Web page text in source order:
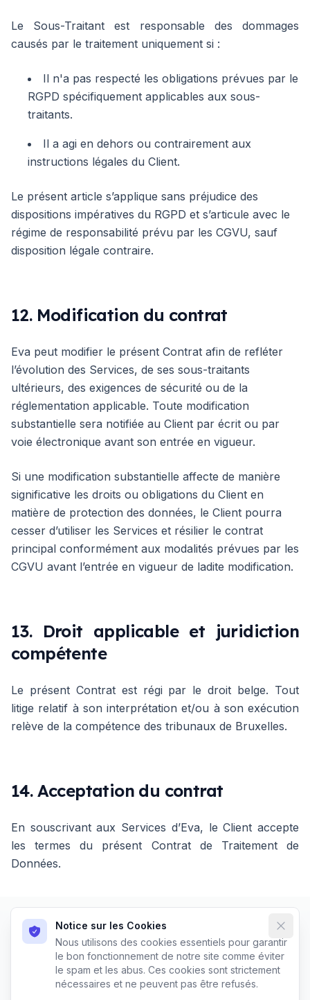
Le Sous-Traitant est responsable des dommages
causés par le traitement uniquement si :
Il n'a pas respecté les obligations prévues par le
RGPD spécifiquement applicables aux sous-
traitants.
Il a agi en dehors ou contrairement aux
instructions légales du Client.
Le présent article s’applique sans préjudice des
dispositions impératives du RGPD et s’articule avec le
régime de responsabilité prévu par les CGVU, sauf
disposition légale contraire.
12. Modification du contrat
Eva peut modifier le présent Contrat afin de refléter
l’évolution des Services, de ses sous-traitants
ultérieurs, des exigences de sécurité ou de la
réglementation applicable. Toute modification
substantielle sera notifiée au Client par écrit ou par
voie électronique avant son entrée en vigueur.
Si une modification substantielle affecte de manière
significative les droits ou obligations du Client en
matière de protection des données, le Client pourra
cesser d’utiliser les Services et résilier le contrat
principal conformément aux modalités prévues par les
CGVU avant l’entrée en vigueur de ladite modification.
13. Droit applicable et juridiction
compétente
Le présent Contrat est régi par le droit belge. Tout
litige relatif à son interprétation et/ou à son exécution
relève de la compétence des tribunaux de Bruxelles.
14. Acceptation du contrat
En souscrivant aux Services d’Eva, le Client accepte
les termes du présent Contrat de Traitement de
Données.
Cas d'usageBlogÉtudes de casRessources
Notice sur les Cookies
Nous utilisons des cookies essentiels pour garantir
le bon fonctionnement de notre site comme éviter
le spam et les abus. Ces cookies sont strictement
nécessaires et ne peuvent pas être refusés.